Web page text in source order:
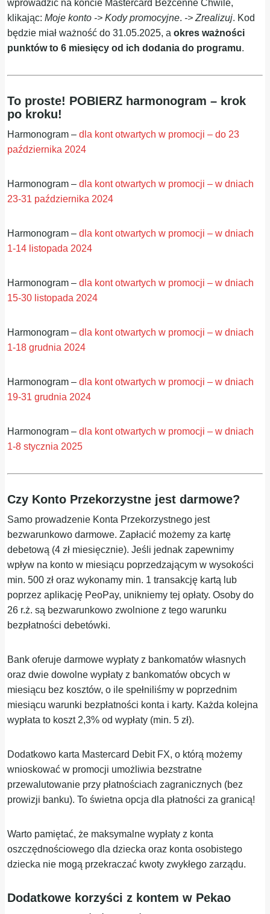
wprowadzić na koncie Mastercard Bezcenne Chwile,
klikając:Moje konto -> Kody promocyjne. -> Zrealizuj. Kod
będzie miał ważność do 31.05.2025, aokres ważności
punktów to 6 miesięcy od ich dodania do programu.
To proste! POBIERZ harmonogram – krok
po kroku!
Harmonogram –dla kont otwartych w promocji – do 23
października 2024
Harmonogram –dla kont otwartych w promocji – w dniach
23-31 października 2024
Harmonogram –dla kont otwartych w promocji – w dniach
1-14 listopada 2024
Harmonogram –dla kont otwartych w promocji – w dniach
15-30 listopada 2024
Harmonogram –dla kont otwartych w promocji – w dniach
1-18 grudnia 2024
Harmonogram –dla kont otwartych w promocji – w dniach
19-31 grudnia 2024
Harmonogram –dla kont otwartych w promocji – w dniach
1-8 stycznia 2025
Czy Konto Przekorzystne jest darmowe?
Samo prowadzenie Konta Przekorzystnego jest
bezwarunkowo darmowe. Zapłacić możemy za kartę
debetową (4 zł miesięcznie). Jeśli jednak zapewnimy
wpływ na konto w miesiącu poprzedzającym w wysokości
min. 500 zł oraz wykonamy min. 1 transakcję kartą lub
poprzez aplikację PeoPay, unikniemy tej opłaty. Osoby do
26 r.ż. są bezwarunkowo zwolnione z tego warunku
bezpłatności debetówki.
Bank oferuje darmowe wypłaty z bankomatów własnych
oraz dwie dowolne wypłaty z bankomatów obcych w
miesiącu bez kosztów, o ile spełniliśmy w poprzednim
miesiącu warunki bezpłatności konta i karty. Każda kolejna
wypłata to koszt 2,3% od wypłaty (min. 5 zł).
Dodatkowo karta Mastercard Debit FX, o którą możemy
wnioskować w promocji umożliwia bezstratne
przewalutowanie przy płatnościach zagranicznych (bez
prowizji banku). To świetna opcja dla płatności za granicą!
Warto pamiętać, że maksymalne wypłaty z konta
oszczędnościowego dla dziecka oraz konta osobistego
dziecka nie mogą przekraczać kwoty zwykłego zarządu.
Dodatkowe korzyści z kontem w Pekao